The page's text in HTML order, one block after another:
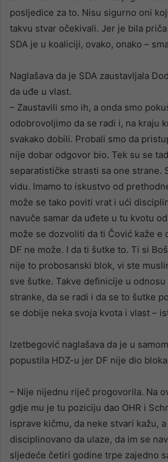
posljedice za to. Nisu sigurno oni
takvu stvar očekivali. Jer je bila
SDA je u koaliciji, ovako, onako –
Naglašava da je SDA zaustavljala
da uđe u vlast.
– Zaustavili smo ih, a onda smo
odobrovoljimo da se radi i, na kraju
svakako dobili. Probali smo da
nije dobar odgovor bio. Tek su se
separatističke strasti sa one strane.
vidu. Imamo to iskustvo od
može se tako poviti vrat i ući
navuče samar da uđete u tu kvotu
može se dozvoliti da ti Čović kaže e
DF ne može. I da ti šutke to. Ti si
nije to probosanski blok, vi ste
sve šutke. Takve definicije u odnosu
stranke, da se radi i da se to šutke
se dobije neka svoja kvota i vlast –
Izetbegović naglašava da je u
popustila HDZ-u jer DF nije dio
– Nije nijednu riječ progovorila. Na
gdje mu je tu poziciju dao OHR i
isprave kičmu, da neke stvari kažu,
disciplinovano da ulaze, da im se
sljedeće četiri godine trpe zajedno